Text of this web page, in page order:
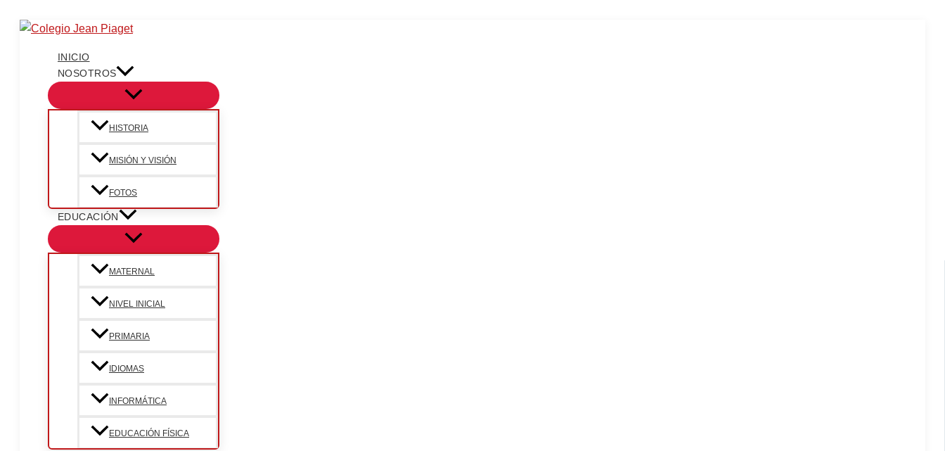
INICIO
NOSOTROS
HISTORIA
MISIÓN Y VISIÓN
FOTOS
EDUCACIÓN
MATERNAL
NIVEL INICIAL
PRIMARIA
IDIOMAS
INFORMÁTICA
EDUCACIÓN FÍSICA